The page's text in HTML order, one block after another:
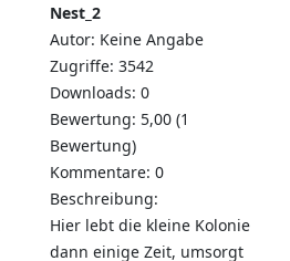
Nest_2
Autor: Keine Angabe
Zugriffe: 3542
Downloads: 0
Bewertung: 5,00 (1
Bewertung)
Kommentare: 0
Beschreibung:
Hier lebt die kleine Kolonie
dann einige Zeit, umsorgt